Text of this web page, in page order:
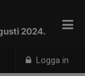
Logga in
2024.